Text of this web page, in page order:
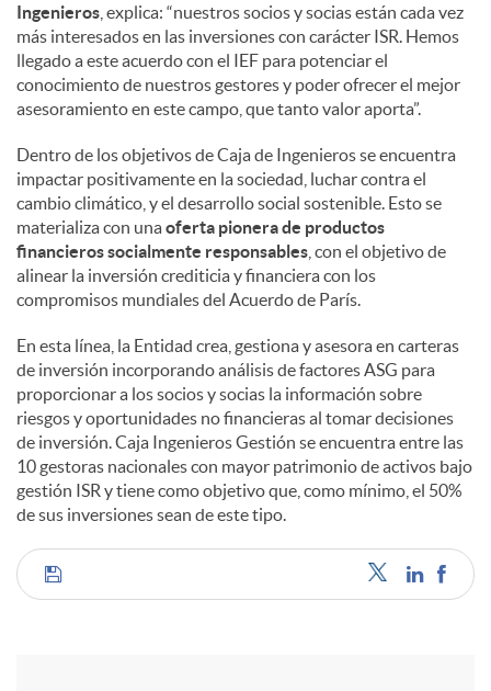
Ingenieros , explica: “nuestros socios y socias están cada vez
más interesados en las inversiones con carácter ISR. Hemos
llegado a este acuerdo con el IEF para potenciar el
conocimiento de nuestros gestores y poder ofrecer el mejor
asesoramiento en este campo, que tanto valor aporta”.
Dentro de los objetivos de Caja de Ingenieros se encuentra
impactar positivamente en la sociedad, luchar contra el
cambio climático, y el desarrollo social sostenible. Esto se
materializa con unaoferta pionera de productos
financieros socialmente responsables , con el objetivo de
alinear la inversión crediticia y financiera con los
compromisos mundiales del Acuerdo de París.
En esta línea, la Entidad crea, gestiona y asesora en carteras
de inversión incorporando análisis de factores ASG para
proporcionar a los socios y socias la información sobre
riesgos y oportunidades no financieras al tomar decisiones
de inversión. Caja Ingenieros Gestión se encuentra entre las
10 gestoras nacionales con mayor patrimonio de activos bajo
gestión ISR y tiene como objetivo que, como mínimo, el 50%
de sus inversiones sean de este tipo.
C